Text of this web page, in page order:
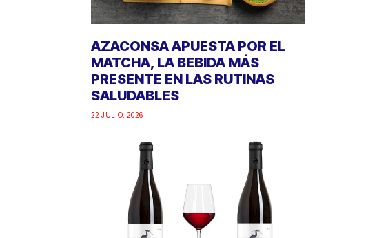
AZACONSA APUESTA POR EL
MATCHA, LA BEBIDA MÁS
PRESENTE EN LAS RUTINAS
SALUDABLES
22 JULIO, 2026